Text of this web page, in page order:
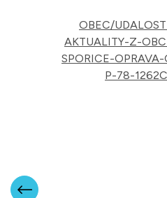
OBEC/
AKTUALITY-Z-
SPORICE-
P-78-